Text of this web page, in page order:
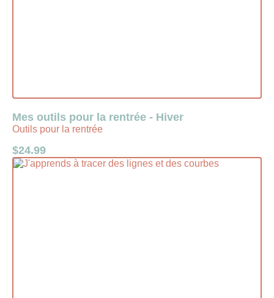
Mes outils pour la rentrée - Hiver
Outils pour la rentrée
$24.99